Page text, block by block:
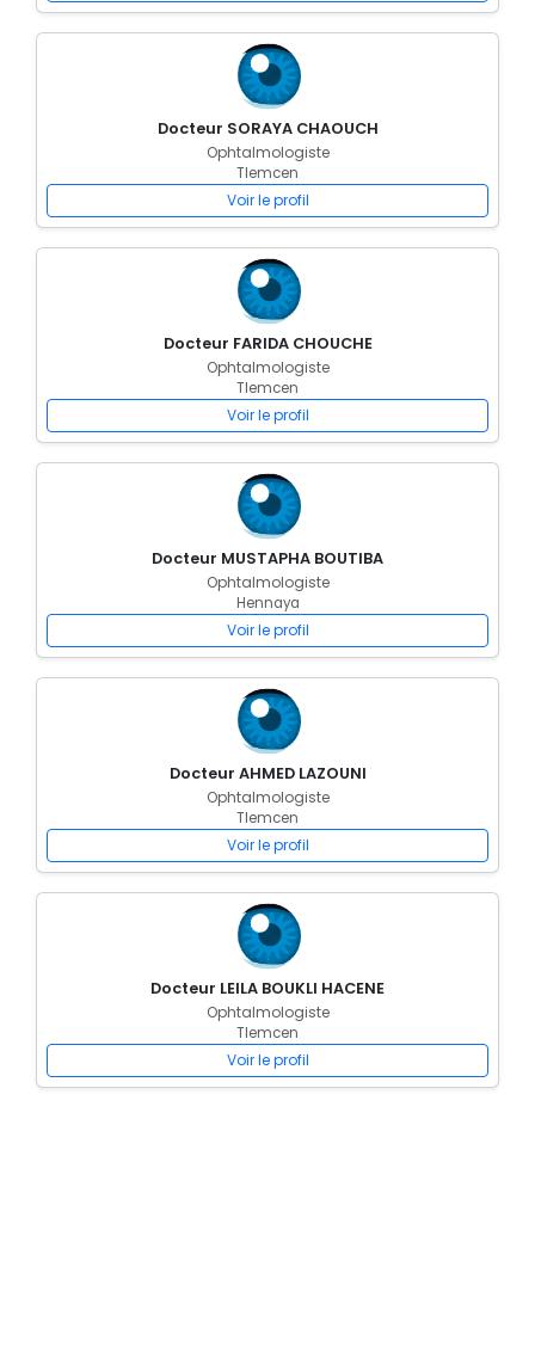
Docteur SORAYA CHAOUCH
Ophtalmologiste
Tlemcen
Voir le profil
Docteur FARIDA CHOUCHE
Ophtalmologiste
Tlemcen
Voir le profil
Docteur MUSTAPHA BOUTIBA
Ophtalmologiste
Hennaya
Voir le profil
Docteur AHMED LAZOUNI
Ophtalmologiste
Tlemcen
Voir le profil
Docteur LEILA BOUKLI HACENE
Ophtalmologiste
Tlemcen
Voir le profil